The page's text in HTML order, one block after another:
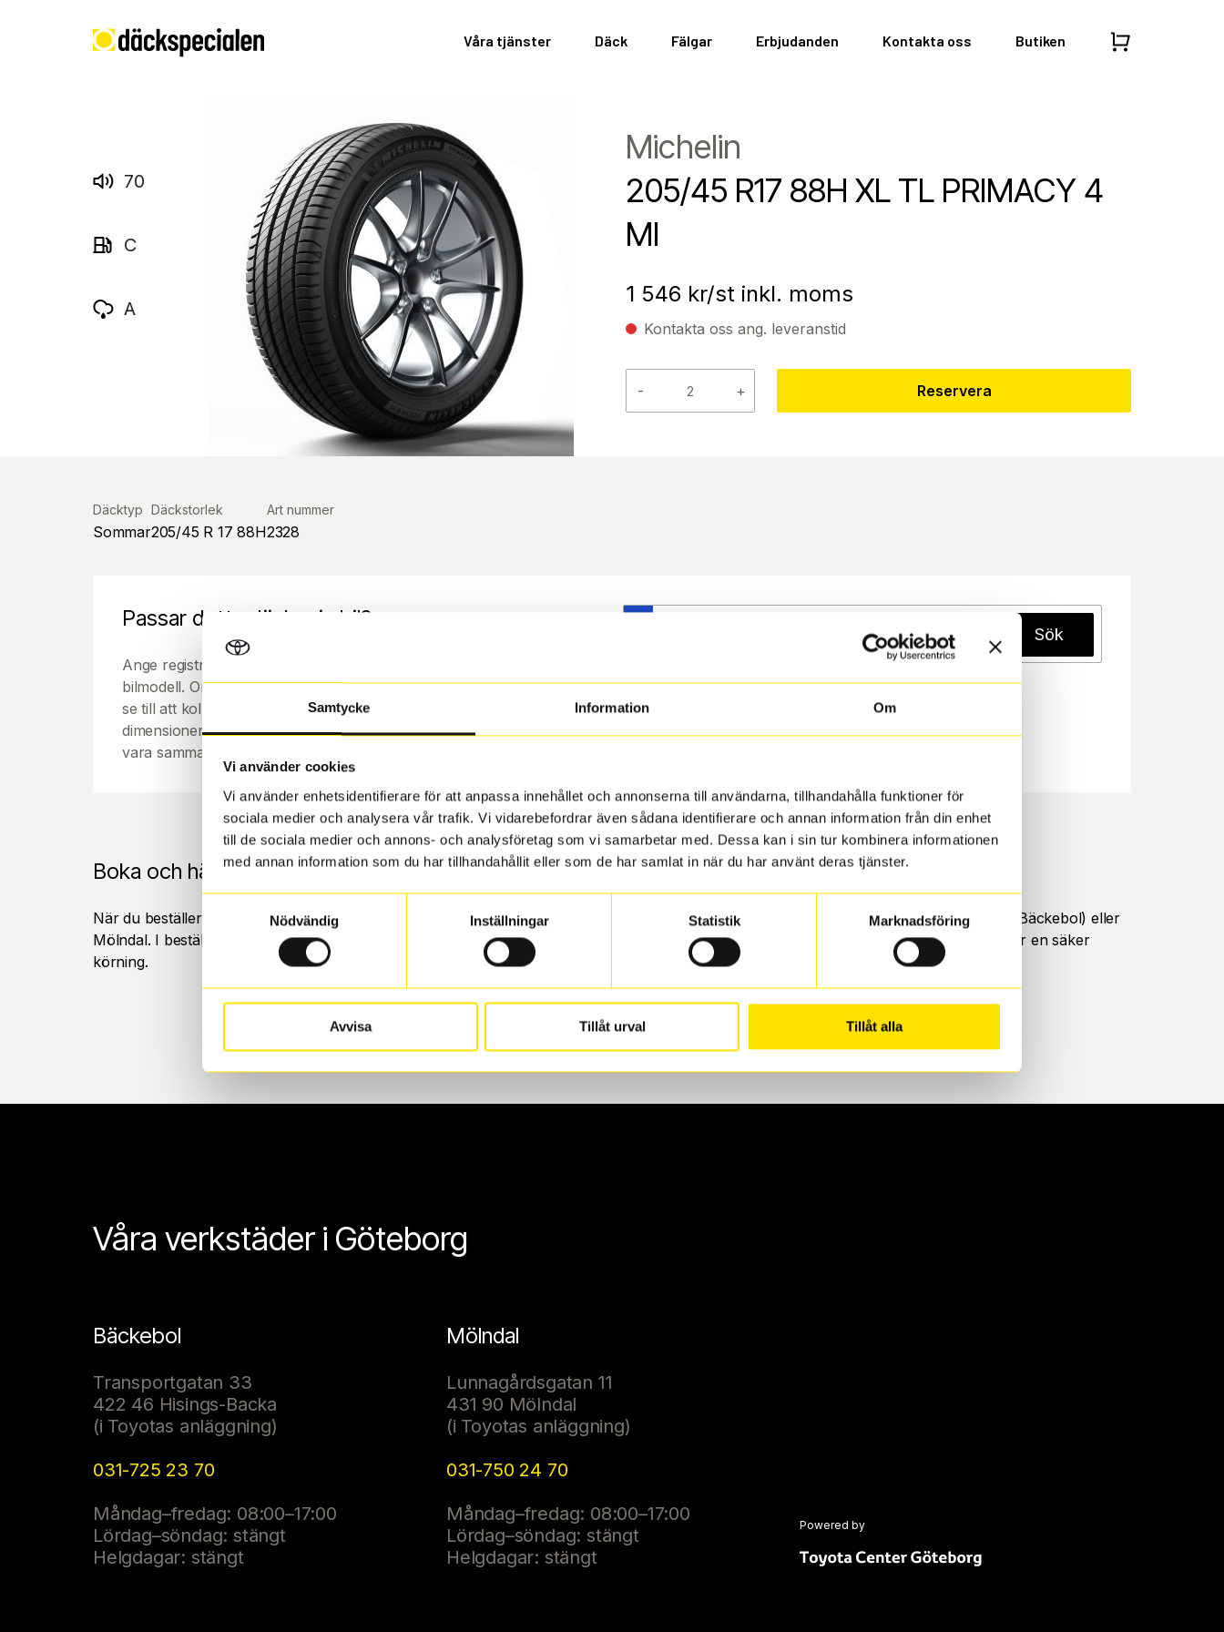
Samtycke Information Om
Vi använder cookies
Vi använder enhetsidentifierare för att anpassa innehållet och annonserna till användarna, tillhandahålla funktioner för
sociala medier och analysera vår trafik. Vi vidarebefordrar även sådana identifierare och annan information från din enhet
till de sociala medier och annons- och analysföretag som vi samarbetar med. Dessa kan i sin tur kombinera informationen
med annan information som du har tillhandahållit eller som de har samlat in när du har använt deras tjänster.
Nödvändig
Inställningar Statistik Marknadsföring
Avvisa Tillåt urval Tillåt alla
Våra tjänster Däck Fälgar Erbjudanden Kontakta oss Butiken
70
C
A
Michelin
205/45 R17 88H XL TL PRIMACY 4
MI
1 546 kr/st inkl. moms
Kontakta oss ang. leveranstid
- + Reservera
Däcktyp
Sommar
Däckstorlek
205/45 R 17 88H
Art nummer
2328
Passar detta däck min bil?
Ange registreringsnummer för att se om det däck du valt passar din
bilmodell. Om du köper däck som skall sättas på dina befintliga fälgar,
se till att kolla en extra gång så att däck och fälg har samma
dimensioner. Ibland kan fälgen ha bytts ut under årens lopp och inte
vara samma dimension som bilen hade ut från fabrik.
Sök
Boka och hämta hos Däckspecialen
När du beställer dina nya däck eller fälgar hos oss levereras de direkt till någon av våra däckverkstäder i Göteborg. Välj mellan Hisingen (Bäckebol) eller
Mölndal. I beställningen anger du datum och tid för upphämtning eller service. När vi byter dina däck ser vi till att de uppfyller alla krav för en säker
körning.
Våra verkstäder i Göteborg
Bäckebol
Transportgatan 33
422 46 Hisings-Backa
(i Toyotas anläggning)
031-725 23 70
Måndag–fredag: 08:00–17:00
Lördag–söndag: stängt
Helgdagar: stängt
Mölndal
Lunnagårdsgatan 11
431 90 Mölndal
(i Toyotas anläggning)
031-750 24 70
Måndag–fredag: 08:00–17:00
Lördag–söndag: stängt
Helgdagar: stängt
Powered by